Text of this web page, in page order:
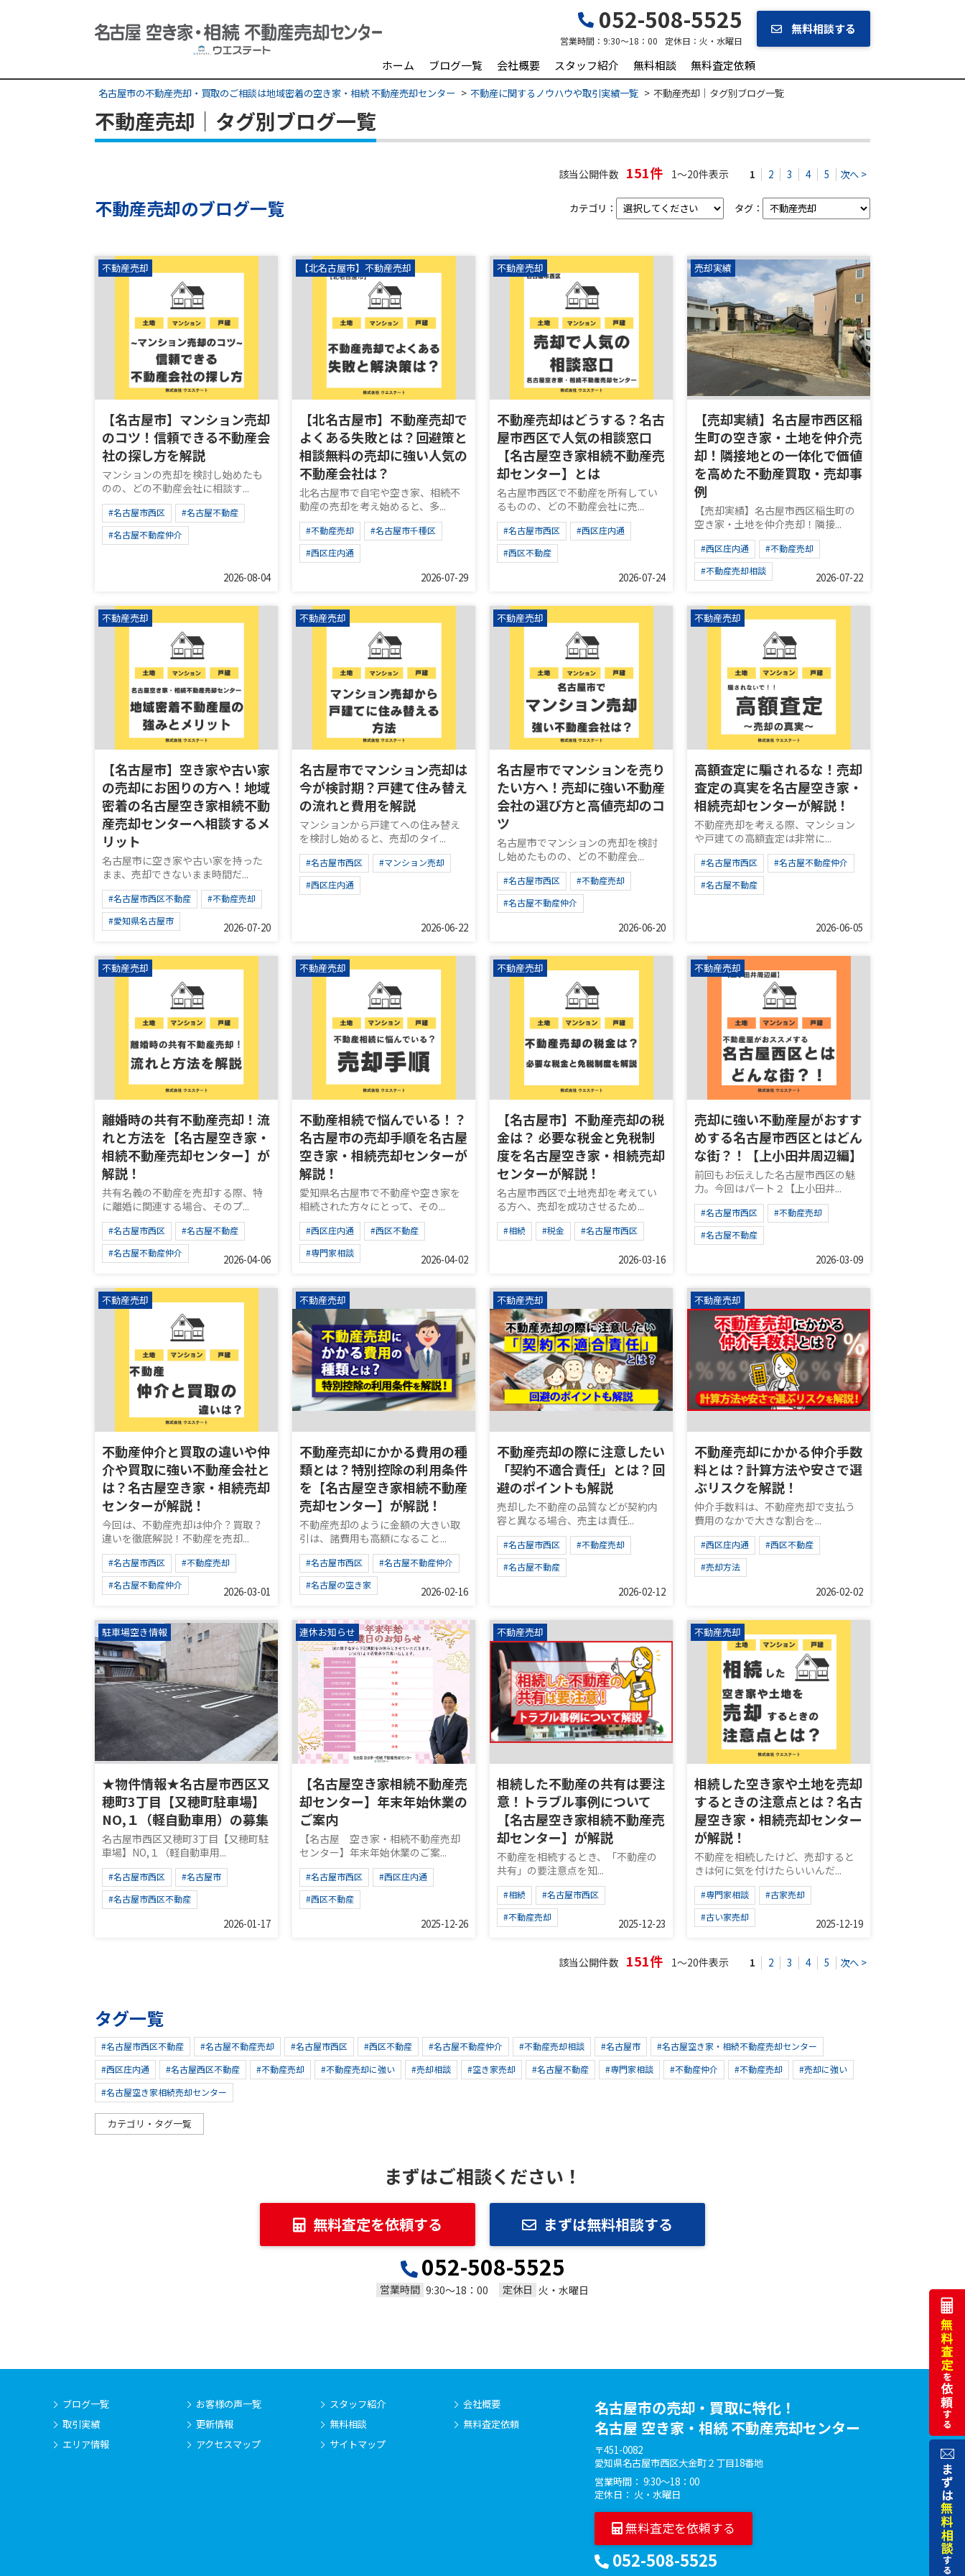
052-508-5525
営業時間： 9:30～18：00 定休日： 火・水曜日
無料相談する
ホーム ブログ一覧 会社概要 スタッフ紹介 無料相談 無料査定依頼
名古屋市の不動産売却・買取のご相談は地域密着の空き家・相続 不動産売却センター 不動産に関するノウハウや取引実績一覧 不動産売却｜タグ別ブログ一覧
不動産売却｜タグ別ブログ一覧
該当公開件数 151件 1～20件表示 1 2 3 4 5 次へ >
不動産売却のブログ一覧 カテゴリ： タグ：
不動産売却
【名古屋市】マンション売却
のコツ！信頼できる不動産会
社の探し方を解説
マンションの売却を検討し始めたも
のの、どの不動産会社に相談す...
#名古屋市西区
#名古屋不動産
#名古屋不動産仲介
2026-08-04
【北名古屋市】不動産売却
【北名古屋市】不動産売却で
よくある失敗とは？回避策と
相談無料の売却に強い人気の
不動産会社は？
北名古屋市で自宅や空き家、相続不
動産の売却を考え始めると、多...
#不動産売却
#名古屋市千種区
#西区庄内通
2026-07-29
不動産売却
不動産売却はどうする？名古
屋市西区で人気の相談窓口
【名古屋空き家相続不動産売
却センター】とは
名古屋市西区で不動産を所有してい
るものの、どの不動産会社に売...
#名古屋市西区
#西区庄内通
#西区不動産
2026-07-24
売却実績
【売却実績】名古屋市西区稲
生町の空き家・土地を仲介売
却！隣接地との一体化で価値
を高めた不動産買取・売却事
例
【売却実績】名古屋市西区稲生町の
空き家・土地を仲介売却！隣接...
#西区庄内通
#不動産売却
#不動産売却相談
2026-07-22
不動産売却
【名古屋市】空き家や古い家
の売却にお困りの方へ！地域
密着の名古屋空き家相続不動
産売却センターへ相談するメ
リット
名古屋市に空き家や古い家を持った
まま、売却できないまま時間だ...
#名古屋市西区不動産
#不動産売却
#愛知県名古屋市
2026-07-20
不動産売却
名古屋市でマンション売却は
今が検討期？戸建て住み替え
の流れと費用を解説
マンションから戸建てへの住み替え
を検討し始めると、売却のタイ...
#名古屋市西区
#マンション売却
#西区庄内通
2026-06-22
不動産売却
名古屋市でマンションを売り
たい方へ！売却に強い不動産
会社の選び方と高値売却のコ
ツ
名古屋市でマンションの売却を検討
し始めたものの、どの不動産会...
#名古屋市西区
#不動産売却
#名古屋不動産仲介
2026-06-20
不動産売却
高額査定に騙されるな！売却
査定の真実を名古屋空き家・
相続売却センターが解説！
不動産売却を考える際、マンション
や戸建ての高額査定は非常に...
#名古屋市西区
#名古屋不動産仲介
#名古屋不動産
2026-06-05
不動産売却
離婚時の共有不動産売却！流
れと方法を【名古屋空き家・
相続不動産売却センター】が
解説！
共有名義の不動産を売却する際、特
に離婚に関連する場合、そのプ...
#名古屋市西区
#名古屋不動産
#名古屋不動産仲介
2026-04-06
不動産売却
不動産相続で悩んでいる！？
名古屋市の売却手順を名古屋
空き家・相続売却センターが
解説！
愛知県名古屋市で不動産や空き家を
相続された方々にとって、その...
#西区庄内通
#西区不動産
#専門家相談
2026-04-02
不動産売却
【名古屋市】不動産売却の税
金は？ 必要な税金と免税制
度を名古屋空き家・相続売却
センターが解説！
名古屋市西区で土地売却を考えてい
る方へ、売却を成功させるため...
#相続 #税金 #名古屋市西区
2026-03-16
不動産売却
売却に強い不動産屋がおすす
めする名古屋市西区とはどん
な街？！【上小田井周辺編】
前回もお伝えした名古屋市西区の魅
力。今回はパート２【上小田井...
#名古屋市西区
#不動産売却
#名古屋不動産
2026-03-09
不動産売却
不動産仲介と買取の違いや仲
介や買取に強い不動産会社と
は？名古屋空き家・相続売却
センターが解説！
今回は、不動産売却は仲介？買取？
違いを徹底解説！不動産を売却...
#名古屋市西区
#不動産売却
#名古屋不動産仲介
2026-03-01
不動産売却
不動産売却にかかる費用の種
類とは？特別控除の利用条件
を【名古屋空き家相続不動産
売却センター】が解説！
不動産売却のように金額の大きい取
引は、諸費用も高額になること...
#名古屋市西区
#名古屋不動産仲介
#名古屋の空き家
2026-02-16
不動産売却
不動産売却の際に注意したい
「契約不適合責任」とは？回
避のポイントも解説
売却した不動産の品質などが契約内
容と異なる場合、売主は責任...
#名古屋市西区
#不動産売却
#名古屋不動産
2026-02-12
不動産売却
不動産売却にかかる仲介手数
料とは？計算方法や安さで選
ぶリスクを解説！
仲介手数料は、不動産売却で支払う
費用のなかで大きな割合を...
#西区庄内通
#西区不動産
#売却方法
2026-02-02
駐車場空き情報
★物件情報★名古屋市西区又
穂町3丁目【又穂町駐車場】
NO,１（軽自動車用）の募集
名古屋市西区又穂町3丁目【又穂町駐
車場】NO,１（軽自動車用...
#名古屋市西区
#名古屋市
#名古屋市西区不動産
2026-01-17
連休お知らせ
【名古屋空き家相続不動産売
却センター】年末年始休業の
ご案内
【名古屋 空き家・相続不動産売却
センター】年末年始休業のご案...
#名古屋市西区
#西区庄内通
#西区不動産
2025-12-26
不動産売却
相続した不動産の共有は要注
意！トラブル事例について
【名古屋空き家相続不動産売
却センター】が解説
不動産を相続するとき、「不動産の
共有」の要注意点を知...
#相続
#名古屋市西区
#不動産売却
2025-12-23
不動産売却
相続した空き家や土地を売却
するときの注意点とは？名古
屋空き家・相続売却センター
が解説！
不動産を相続したけど、売却すると
きは何に気を付けたらいいんだ...
#専門家相談
#古家売却
#古い家売却
2025-12-19
該当公開件数 151件 1～20件表示 1 2 3 4 5 次へ >
タグ一覧
#名古屋市西区不動産 #名古屋不動産売却 #名古屋市西区 #西区不動産 #名古屋不動産仲介 #不動産売却相談 #名古屋市
#名古屋空き家・相続不動産売却センター
#西区庄内通
#名古屋西区不動産 #不動産売却 #不動産売却に強い #売却相談 #空き家売却 #名古屋不動産 #専門家相談 #不動産仲介 #不動産売却
#売却に強い
#名古屋空き家相続売却センター
カテゴリ・タグ一覧
まずはご相談ください！
無料査定を依頼する まずは無料相談する
052-508-5525
営業時間 9:30～18：00 定休日 火・水曜日
ブログ一覧
取引実績
エリア情報
お客様の声一覧
更新情報
アクセスマップ
スタッフ紹介
無料相談
サイトマップ
会社概要
無料査定依頼
名古屋市の売却・買取に特化！
名古屋 空き家・相続 不動産売却センター
〒451-0082
愛知県名古屋市西区大金町２丁目18番地
営業時間： 9:30～18：00
定休日： 火・水曜日
無料査定を依頼する
052-508-5525